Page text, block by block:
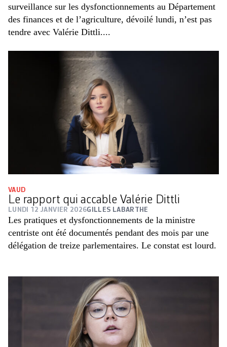
surveillance sur les dysfonctionnements au Département
des finances et de l’agriculture, dévoilé lundi, n’est pas
tendre avec Valérie Dittli....
VAUD
Le rapport qui accable Valérie Dittli
LUNDI 12 JANVIER 2026GILLES LABARTHE
Les pratiques et dysfonctionnements de la ministre
centriste ont été documentés pendant des mois par une
délégation de treize parlementaires. Le constat est lourd.